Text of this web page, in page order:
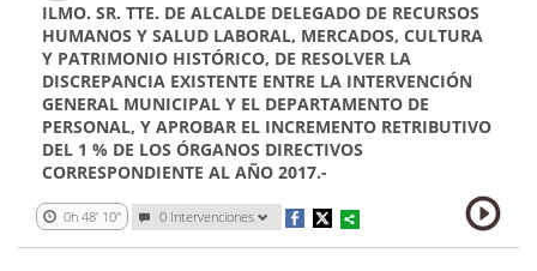
ILMO. SR. TTE. DE ALCALDE DELEGADO DE RECURSOS
HUMANOS Y SALUD LABORAL, MERCADOS, CULTURA
Y PATRIMONIO HISTÓRICO, DE RESOLVER LA
DISCREPANCIA EXISTENTE ENTRE LA INTERVENCIÓN
GENERAL MUNICIPAL Y EL DEPARTAMENTO DE
PERSONAL, Y APROBAR EL INCREMENTO RETRIBUTIVO
DEL 1 % DE LOS ÓRGANOS DIRECTIVOS
CORRESPONDIENTE AL AÑO 2017.-
0h 48' 10'' 0 Intervenciones